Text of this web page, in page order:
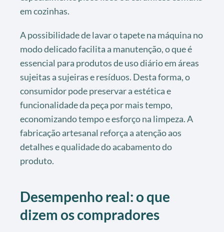
em cozinhas.
A possibilidade de lavar o tapete na máquina no
modo delicado facilita a manutenção, o que é
essencial para produtos de uso diário em áreas
sujeitas a sujeiras e resíduos. Desta forma, o
consumidor pode preservar a estética e
funcionalidade da peça por mais tempo,
economizando tempo e esforço na limpeza. A
fabricação artesanal reforça a atenção aos
detalhes e qualidade do acabamento do
produto.
Desempenho real: o que
dizem os compradores